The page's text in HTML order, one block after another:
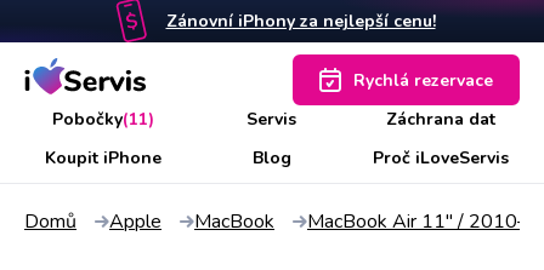
Zánovní iPhony za nejlepší cenu!
Pobočky(11) Servis
Záchrana dat
Koupit iPhone
Blog Proč iLoveServis
Rychlá rezervace
Domů Apple MacBook MacBook Air 11" /